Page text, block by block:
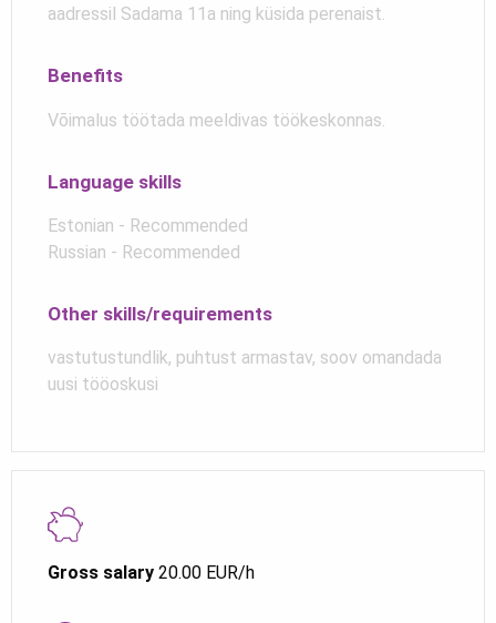
Gross salary 20.00 EUR/h
aadressil Sadama 11a ning küsida perenaist.
Benefits
Võimalus töötada meeldivas töökeskonnas.
Language skills
Estonian - Recommended
Russian - Recommended
Other skills/requirements
vastutustundlik, puhtust armastav, soov omandada
uusi tööoskusi